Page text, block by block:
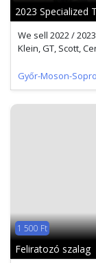
2023 Specialized
We sell 2022 /
Klein, GT, Scott,
Győr-Moson-
1 500 Ft
Feliratozó szalag